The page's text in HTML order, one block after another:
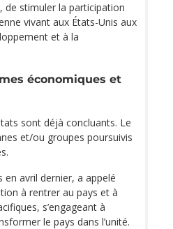
de stimuler la participation
vivant aux États-Unis aux
et à la
économiques et
sont déjà concluants. Le
et/ou groupes poursuivis
avril dernier, a appelé
à rentrer au pays et à
s’engageant à
le pays dans l’unité.